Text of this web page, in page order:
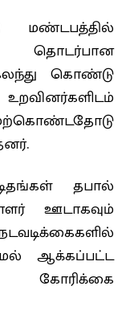
மண்டபத்தில்
தொடர்பான
கொண்டு
தபால்
ஊடாகவும்
ஆக்கப்பட்ட